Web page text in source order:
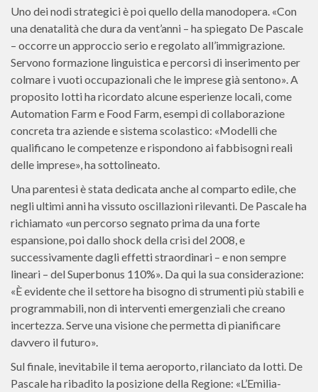
Uno dei nodi strategici è poi quello della manodopera. «Con
una denatalità che dura da vent’anni – ha spiegato De Pascale
– occorre un approccio serio e regolato all’immigrazione.
Servono formazione linguistica e percorsi di inserimento per
colmare i vuoti occupazionali che le imprese già sentono». A
proposito Iotti ha ricordato alcune esperienze locali, come
Automation Farm e Food Farm, esempi di collaborazione
concreta tra aziende e sistema scolastico: «Modelli che
qualificano le competenze e rispondono ai fabbisogni reali
delle imprese», ha sottolineato.
Una parentesi è stata dedicata anche al comparto edile, che
negli ultimi anni ha vissuto oscillazioni rilevanti. De Pascale ha
richiamato «un percorso segnato prima da una forte
espansione, poi dallo shock della crisi del 2008, e
successivamente dagli effetti straordinari – e non sempre
lineari – del Superbonus 110%». Da qui la sua considerazione:
«È evidente che il settore ha bisogno di strumenti più stabili e
programmabili, non di interventi emergenziali che creano
incertezza. Serve una visione che permetta di pianificare
davvero il futuro».
Sul finale, inevitabile il tema aeroporto, rilanciato da Iotti. De
Pascale ha ribadito la posizione della Regione: «L’Emilia-